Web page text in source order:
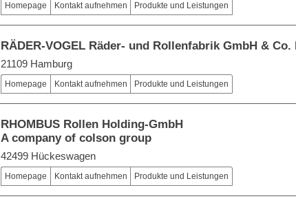
Homepage Kontakt aufnehmen Produkte und Leistungen
RÄDER-VOGEL Räder- und Rollenfabrik GmbH & Co.
21109 Hamburg
Homepage Kontakt aufnehmen Produkte und Leistungen
RHOMBUS Rollen Holding-GmbH
A company of colson group
42499 Hückeswagen
Homepage Kontakt aufnehmen Produkte und Leistungen